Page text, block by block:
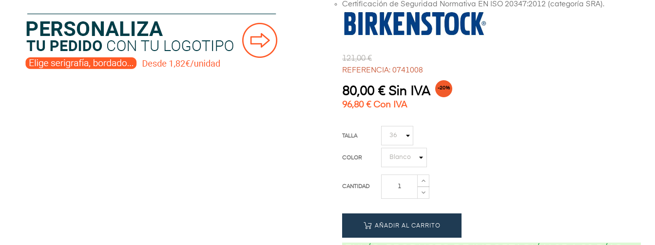
Certificación de Seguridad Normativa EN ISO 20347:2012 (categoría SRA).
121,00 €
REFERENCIA: 0741008
80,00 € Sin IVA -20%
96,80 € Con IVA
TALLA
COLOR
CANTIDAD
AÑADIR AL CARRITO